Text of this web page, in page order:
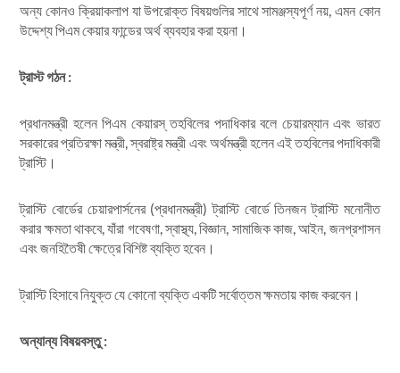
অন্য কোনও ক্রিয়াকলাপ যা উপরোক্ত বিষয়গুলির সাথে সামঞ্জস্যপূর্ণ নয়, এমন কোন
উদ্দেশ্য পিএম কেয়ার ফান্ডের অর্থ ব্যবহার করা হয়না।
ট্রাস্ট গঠন :
প্রধানমন্ত্রী হলেন পিএম কেয়ারস্‌ তহবিলের পদাধিকার বলে চেয়ারম্যান এবং ভারত
সরকারের প্রতিরক্ষা মন্ত্রী, স্বরাষ্ট্র মন্ত্রী এবং অর্থমন্ত্রী হলেন এই তহবিলের পদাধিকারী
ট্রাস্টি।
ট্রাস্টি বোর্ডের চেয়ারপার্সনের (প্রধানমন্ত্রী) ট্রাস্টি বোর্ডে তিনজন ট্রাস্টি মনোনীত
করার ক্ষমতা থাকবে, যাঁরা গবেষণা, স্বাস্থ্য, বিজ্ঞান, সামাজিক কাজ, আইন, জনপ্রশাসন
এবং জনহিতৈষী ক্ষেত্রে বিশিষ্ট ব্যক্তি হবেন।
ট্রাস্টি হিসাবে নিযুক্ত যে কোনো ব্যক্তি একটি সর্বোত্তম ক্ষমতায় কাজ করবেন।
অন্যান্য বিষয়বস্তু :